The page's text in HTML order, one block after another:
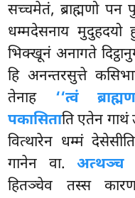
सच्चमेतं, ब्राह्मणो पन
धम्मदेसनाय मुदुहदयो
भिक्खूनं अनागते
हि अनन्तरसुत्ते
तेनाह ‘‘त्वं
पकासिताति एतेन गाथं
वित्थारेन धम्मं
गानेन वा. अत्थञ्च
हितञ्चेव तस्स